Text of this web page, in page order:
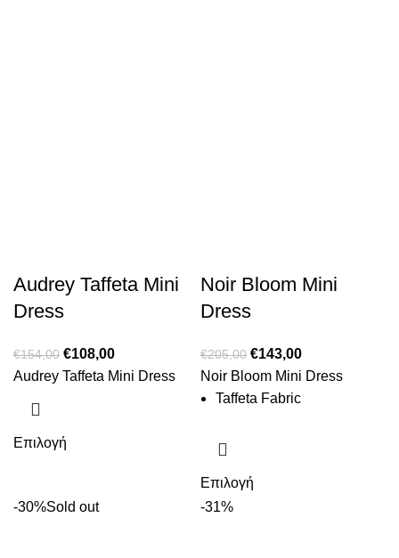
Audrey Taffeta Mini
Dress
€154,00 €108,00
Audrey Taffeta Mini Dress
Επιλογή
Noir Bloom Mini
Dress
€205,00 €143,00
Noir Bloom Mini Dress
Taffeta Fabric
Επιλογή
-30%Sold out -31%